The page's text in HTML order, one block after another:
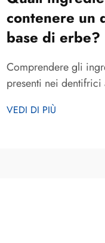
contenere un
base di erbe?
Comprendere gli
presenti nei
cercano soluzioni
VEDI DI PIÙ